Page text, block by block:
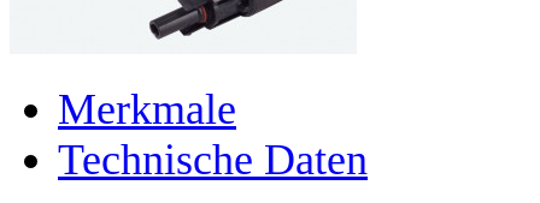
Merkmale
Technische Daten